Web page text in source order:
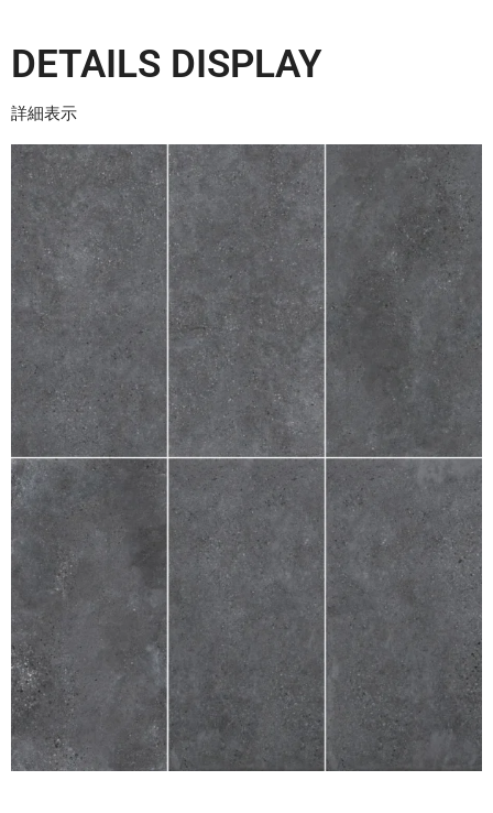
DETAILS DISPLAY
詳細表示